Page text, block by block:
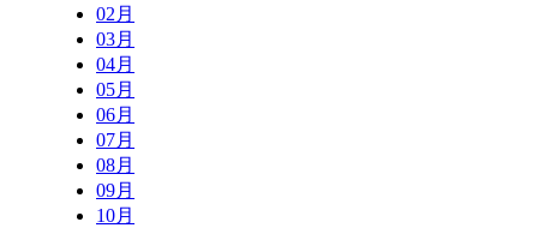
02月
03月
04月
05月
06月
07月
08月
09月
10月